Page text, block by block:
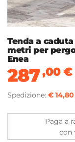
Tenda a
metri per
Enea
287,00€
Spedizione: € 14,80
Paga a
con